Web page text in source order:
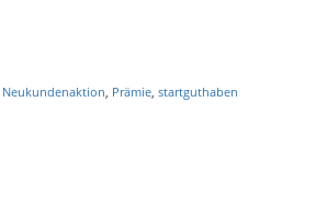
Neukundenaktion Prämie startguthaben